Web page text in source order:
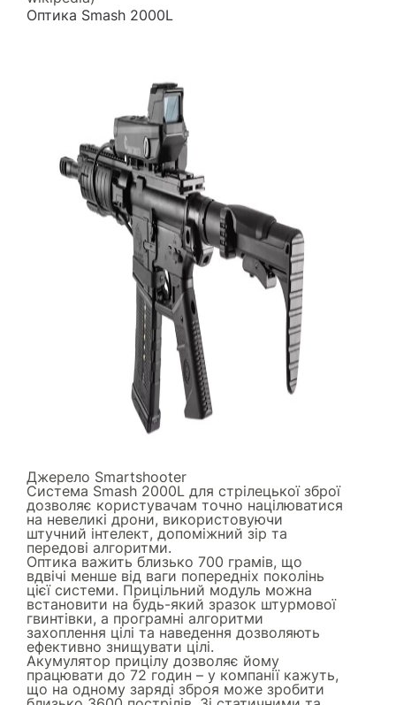
Оптика Smash 2000L
Джерело Smartshooter
Система Smash 2000L для стрілецької зброї
дозволяє користувачам точно націлюватися
на невеликі дрони, використовуючи
штучний інтелект, допоміжний зір та
передові алгоритми.
Оптика важить близько 700 грамів, що
вдвічі менше від ваги попередніх поколінь
цієї системи. Прицільний модуль можна
встановити на будь-який зразок штурмової
гвинтівки, а програмні алгоритми
захоплення цілі та наведення дозволяють
ефективно знищувати цілі.
Акумулятор прицілу дозволяє йому
працювати до 72 годин – у компанії кажуть,
що на одному заряді зброя може зробити